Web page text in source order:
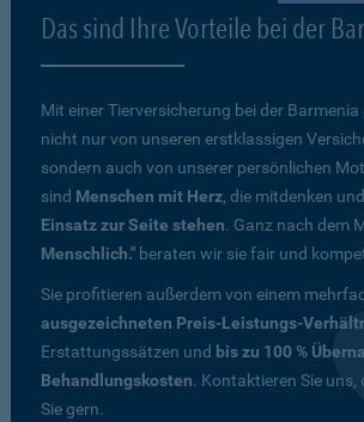
Das sind Ihre Vorteile bei der
Mit einer Tierversicherung bei der
nicht nur von unseren erstklassigen
sondern auch von unserer persönlichen
sind Menschen mit Herz, die mitdenken
Einsatz zur Seite stehen. Ganz nach dem
Menschlich." beraten wir sie fair und
Sie profitieren außerdem von einem
ausgezeichneten Preis-Leistungs-
Erstattungssätzen und bis zu 100 %
Behandlungskosten. Kontaktieren Sie uns,
Sie gern.